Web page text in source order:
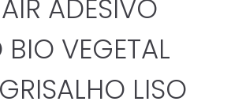
ADESIVO
VEGETAL
LISO